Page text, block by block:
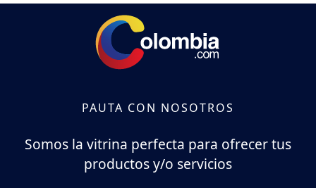
PAUTA CON NOSOTROS
Somos la vitrina perfecta para ofrecer tus
productos y/o servicios